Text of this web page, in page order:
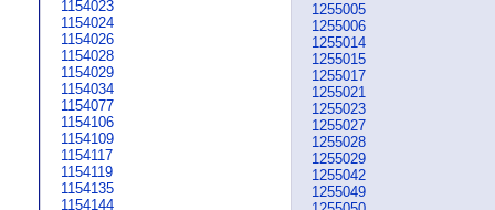
1154023
1154024
1154026
1154028
1154029
1154034
1154077
1154106
1154109
1154117
1154119
1154135
1154144
1255005
1255006
1255014
1255015
1255017
1255021
1255023
1255027
1255028
1255029
1255042
1255049